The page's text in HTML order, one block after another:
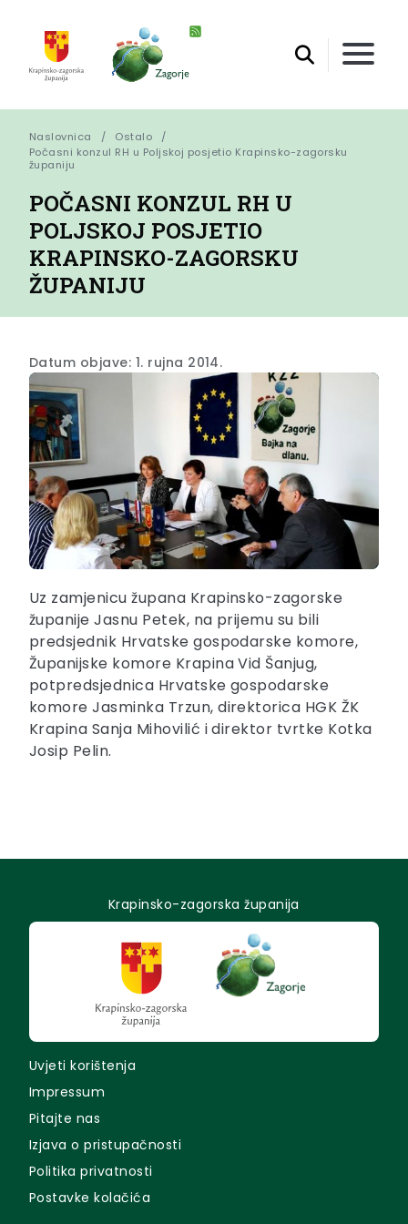
Naslovnica
Ostalo
Počasni konzul RH u Poljskoj posjetio Krapinsko-zagorsku
županiju
POČASNI KONZUL RH U
POLJSKOJ POSJETIO
KRAPINSKO-ZAGORSKU
ŽUPANIJU
Datum objave: 1. rujna 2014.
Uz zamjenicu župana Krapinsko-zagorske
županije Jasnu Petek, na prijemu su bili
predsjednik Hrvatske gospodarske komore,
Županijske komore Krapina Vid Šanjug,
potpredsjednica Hrvatske gospodarske
komore Jasminka Trzun, direktorica HGK ŽK
Krapina Sanja Mihovilić i direktor tvrtke Kotka
Josip Pelin.
Krapinsko-zagorska županija
Uvjeti korištenja
Impressum
Pitajte nas
Izjava o pristupačnosti
Politika privatnosti
Postavke kolačića